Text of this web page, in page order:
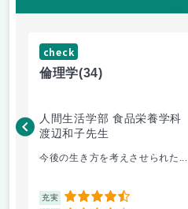
check
倫理学(34)
人間生活学部 食品栄養学科
渡辺和子先生
今後の生き方を考えさせられた...
充実 4.5